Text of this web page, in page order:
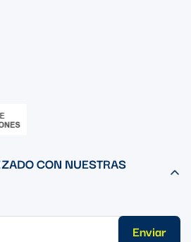
CON NUESTRAS
Enviar